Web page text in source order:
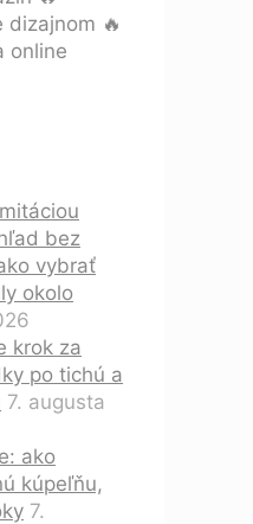
dizajnom 🔥
online
bez
vybrať
okolo
krok za
po tichú a
7. augusta
ako
kúpeľňu,
7.